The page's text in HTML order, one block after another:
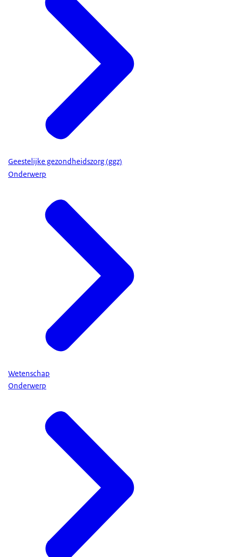
Geestelijke gezondheidszorg (ggz)
Onderwerp
Wetenschap
Onderwerp